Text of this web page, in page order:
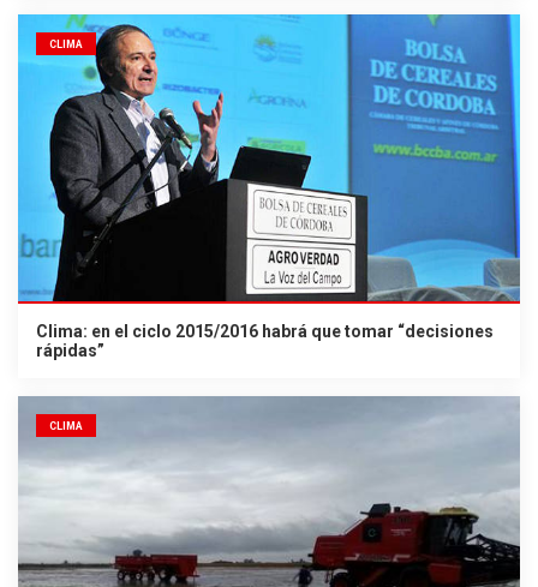
CLIMA
Clima: en el ciclo 2015/2016 habrá que tomar “decisiones
rápidas”
CLIMA